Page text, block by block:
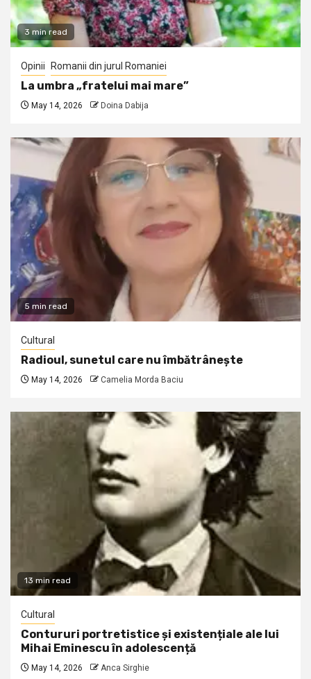
3 min read
Opinii Romanii din jurul Romaniei
La umbra „fratelui mai mare”
May 14, 2026 Doina Dabija
5 min read
Cultural
Radioul, sunetul care nu îmbătrânește
May 14, 2026 Camelia Morda Baciu
13 min read
Cultural
Contururi portretistice și existențiale ale lui
Mihai Eminescu în adolescență
May 14, 2026 Anca Sirghie